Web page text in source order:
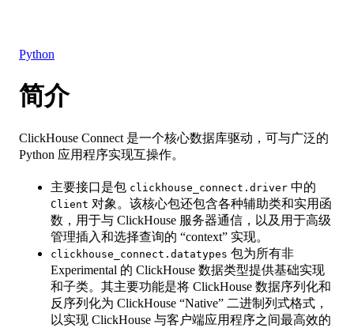
Python
简介
ClickHouse Connect 是一个核心数据库驱动，可与广泛的
Python 应用程序实现互操作。
主要接口是包 clickhouse_connect.driver 中的
Client 对象。该核心包还包含各种辅助类和实用函
数，用于与 ClickHouse 服务器通信，以及用于高级
管理插入和选择查询的 “context” 实现。
clickhouse_connect.datatypes 包为所有非
Experimental 的 ClickHouse 数据类型提供基础实现
和子类。其主要功能是将 ClickHouse 数据序列化和
反序列化为 ClickHouse “Native” 二进制列式格式，
以实现 ClickHouse 与客户端应用程序之间最高效的